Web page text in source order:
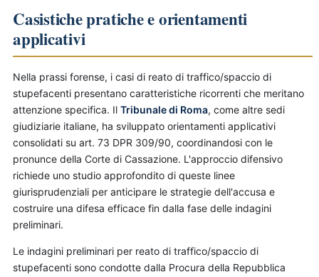
Casistiche pratiche e orientamenti
applicativi
Nella prassi forense, i casi di reato di traffico/spaccio di
stupefacenti presentano caratteristiche ricorrenti che meritano
attenzione specifica. Il Tribunale di Roma, come altre sedi
giudiziarie italiane, ha sviluppato orientamenti applicativi
consolidati su art. 73 DPR 309/90, coordinandosi con le
pronunce della Corte di Cassazione. L'approccio difensivo
richiede uno studio approfondito di queste linee
giurisprudenziali per anticipare le strategie dell'accusa e
costruire una difesa efficace fin dalla fase delle indagini
preliminari.
Le indagini preliminari per reato di traffico/spaccio di
stupefacenti sono condotte dalla Procura della Repubblica